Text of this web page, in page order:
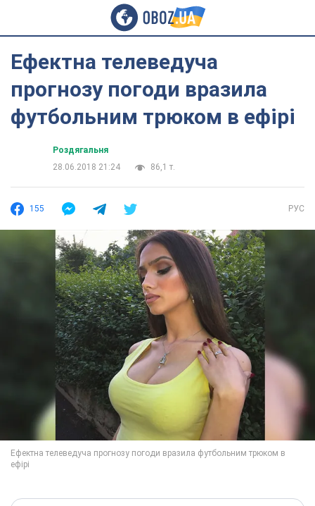
Ефектна телеведуча
прогнозу погоди вразила
футбольним трюком в ефірі
Роздягальня
28.06.2018 21:24
86,1 т.
155 РУС